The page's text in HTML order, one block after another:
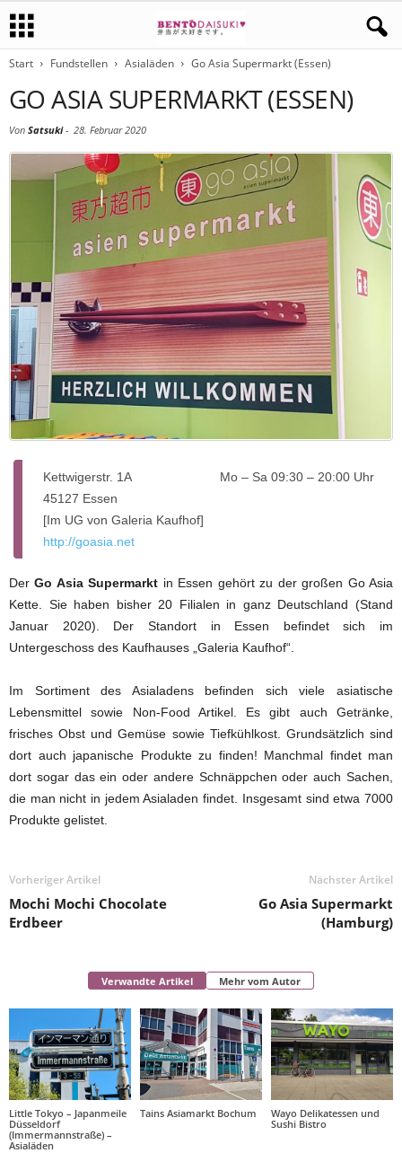
Start Fundstellen Asialäden Go Asia Supermarkt (Essen)
GO ASIA SUPERMARKT (ESSEN)
Von Satsuki- 28. Februar 2020
Kettwigerstr. 1A
45127 Essen
[Im UG von Galeria Kaufhof]
http://goasia.net
Mo – Sa 09:30 – 20:00 Uhr
DerGo Asia Supermarkt in Essen gehört zu der großen Go Asia
Kette. Sie haben bisher 20 Filialen in ganz Deutschland (Stand
Januar 2020). Der Standort in Essen befindet sich im
Untergeschoss des Kaufhauses „Galeria Kaufhof“.
Im Sortiment des Asialadens befinden sich viele asiatische
Lebensmittel sowie Non-Food Artikel. Es gibt auch Getränke,
frisches Obst und Gemüse sowie Tiefkühlkost. Grundsätzlich sind
dort auch japanische Produkte zu finden! Manchmal findet man
dort sogar das ein oder andere Schnäppchen oder auch Sachen,
die man nicht in jedem Asialaden findet. Insgesamt sind etwa 7000
Produkte gelistet.
Vorheriger Artikel
Mochi Mochi Chocolate
Erdbeer
Nächster Artikel
Go Asia Supermarkt
(Hamburg)
Verwandte Artikel Mehr vom Autor
Little Tokyo – Japanmeile
Düsseldorf
(Immermannstraße) –
Asialäden
Tains Asiamarkt Bochum
Wayo Delikatessen und
Sushi Bistro